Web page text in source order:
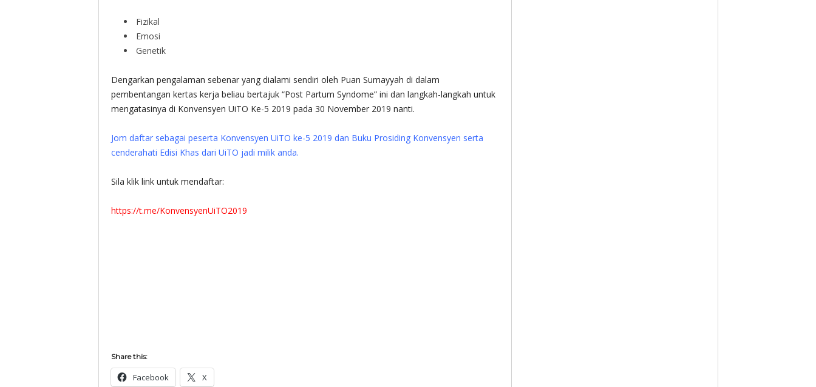
Fizikal
Emosi
Genetik
Dengarkan pengalaman sebenar yang dialami sendiri oleh Puan Sumayyah di dalam
pembentangan kertas kerja beliau bertajuk “Post Partum Syndome” ini dan langkah-langkah untuk
mengatasinya di Konvensyen UiTO Ke-5 2019 pada 30 November 2019 nanti.
Jom daftar sebagai peserta Konvensyen UiTO ke-5 2019 dan Buku Prosiding Konvensyen serta
cenderahati Edisi Khas dari UiTO jadi milik anda.
Sila klik link untuk mendaftar:
https://t.me/KonvensyenUiTO2019
Share this:
Facebook X